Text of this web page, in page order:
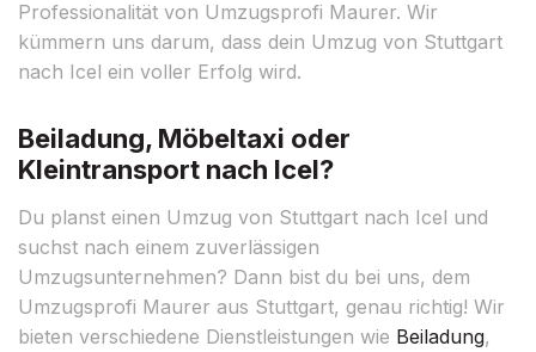
Professionalität von Umzugsprofi Maurer. Wir
kümmern uns darum, dass dein Umzug von Stuttgart
nach Icel ein voller Erfolg wird.
Beiladung, Möbeltaxi oder
Kleintransport nach Icel?
Du planst einen Umzug von Stuttgart nach Icel und
suchst nach einem zuverlässigen
Umzugsunternehmen? Dann bist du bei uns, dem
Umzugsprofi Maurer aus Stuttgart, genau richtig! Wir
bieten verschiedene Dienstleistungen wie Beiladung,